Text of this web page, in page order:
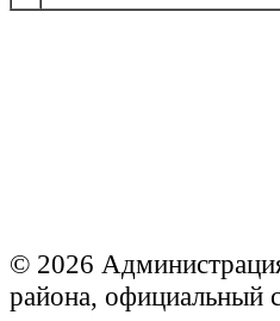
© 2026
района, официальный